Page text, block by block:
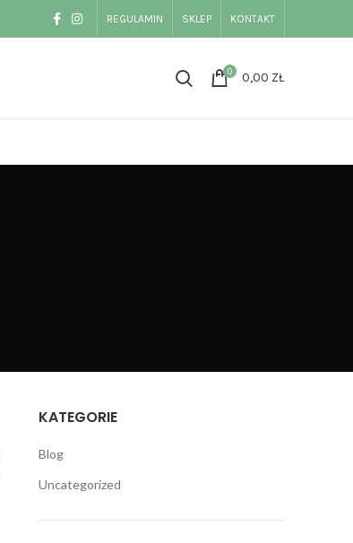
REGULAMIN SKLEP KONTAKT
0 0,00 ZŁ
KATEGORIE
Blog
Uncategorized